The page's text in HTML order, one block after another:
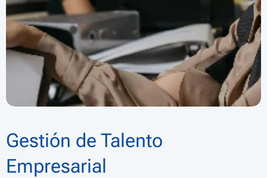
Gestión de Talento
Empresarial